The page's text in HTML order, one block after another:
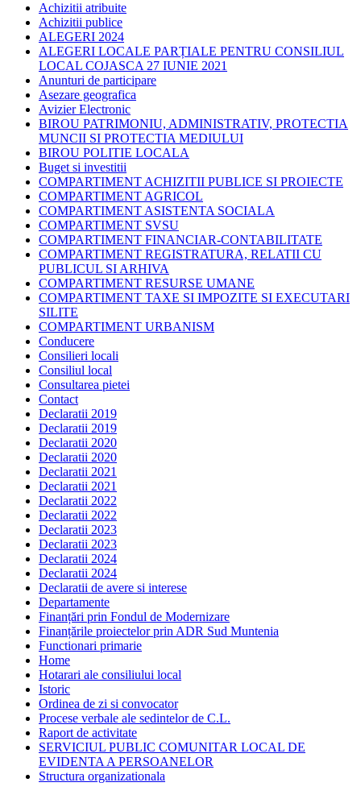
Achizitii atribuite
Achizitii publice
ALEGERI 2024
ALEGERI LOCALE PARȚIALE PENTRU CONSILIUL
LOCAL COJASCA 27 IUNIE 2021
Anunturi de participare
Asezare geografica
Avizier Electronic
BIROU PATRIMONIU, ADMINISTRATIV, PROTECTIA
MUNCII SI PROTECTIA MEDIULUI
BIROU POLITIE LOCALA
Buget si investitii
COMPARTIMENT ACHIZITII PUBLICE SI PROIECTE
COMPARTIMENT AGRICOL
COMPARTIMENT ASISTENTA SOCIALA
COMPARTIMENT SVSU
COMPARTIMENT FINANCIAR-CONTABILITATE
COMPARTIMENT REGISTRATURA, RELATII CU
PUBLICUL SI ARHIVA
COMPARTIMENT RESURSE UMANE
COMPARTIMENT TAXE SI IMPOZITE SI EXECUTARI
SILITE
COMPARTIMENT URBANISM
Conducere
Consilieri locali
Consiliul local
Consultarea pietei
Contact
Declaratii 2019
Declaratii 2019
Declaratii 2020
Declaratii 2020
Declaratii 2021
Declaratii 2021
Declaratii 2022
Declaratii 2022
Declaratii 2023
Declaratii 2023
Declaratii 2024
Declaratii 2024
Declaratii de avere si interese
Departamente
Finanțări prin Fondul de Modernizare
Finanțările proiectelor prin ADR Sud Muntenia
Functionari primarie
Home
Hotarari ale consiliului local
Istoric
Ordinea de zi si convocator
Procese verbale ale sedintelor de C.L.
Raport de activitate
SERVICIUL PUBLIC COMUNITAR LOCAL DE
EVIDENTA A PERSOANELOR
Structura organizationala